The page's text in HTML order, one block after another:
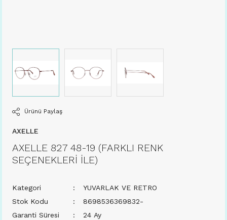
Ürünü Paylaş
AXELLE
AXELLE 827 48-19 (FARKLI RENK
SEÇENEKLERİ İLE)
Kategori
YUVARLAK VE RETRO
Stok Kodu
8698536369832-
Garanti Süresi
24 Ay